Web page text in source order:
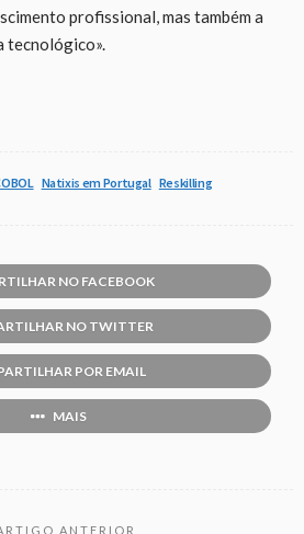
profissional, mas também a
tecnológico».
Natixis em Portugal Reskilling
NO FACEBOOK
NO TWITTER
POR EMAIL
MAIS
ANTERIOR